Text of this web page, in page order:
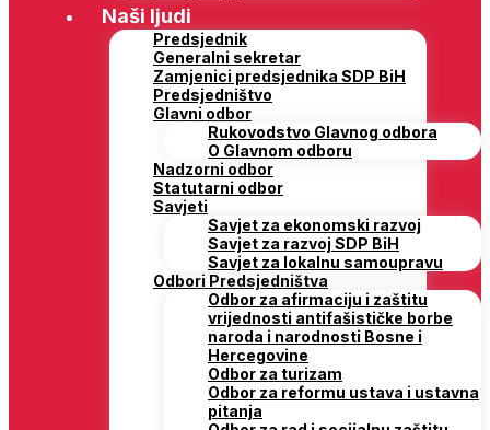
Naši ljudi
Predsjednik
Generalni sekretar
Zamjenici predsjednika SDP BiH
Predsjedništvo
Glavni odbor
Rukovodstvo Glavnog odbora
O Glavnom odboru
Nadzorni odbor
Statutarni odbor
Savjeti
Savjet za ekonomski razvoj
Savjet za razvoj SDP BiH
Savjet za lokalnu samoupravu
Odbori Predsjedništva
Odbor za afirmaciju i zaštitu
vrijednosti antifašističke borbe
naroda i narodnosti Bosne i
Hercegovine
Odbor za turizam
Odbor za reformu ustava i ustavna
pitanja